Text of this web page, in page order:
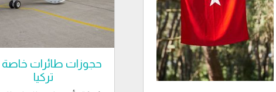
حجوزات طائرات
تركيا